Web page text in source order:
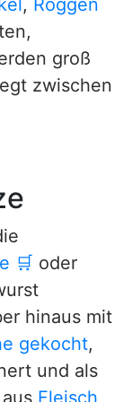
, Roggen
groß
zwischen
🛒 oder
hinaus mit
gekocht,
und als
Fleisch